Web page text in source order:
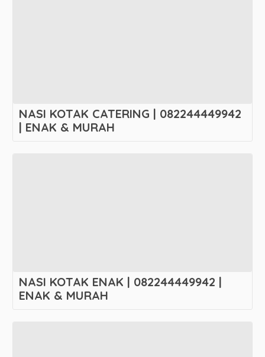
NASI KOTAK CATERING | 082244449942
| ENAK & MURAH
NASI KOTAK ENAK | 082244449942 |
ENAK & MURAH